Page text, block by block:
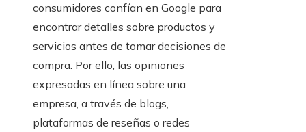
consumidores confían en Google para
encontrar detalles sobre productos y
servicios antes de tomar decisiones de
compra. Por ello, las opiniones
expresadas en línea sobre una
empresa, a través de blogs,
plataformas de reseñas o redes